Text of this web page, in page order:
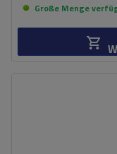
Große Menge